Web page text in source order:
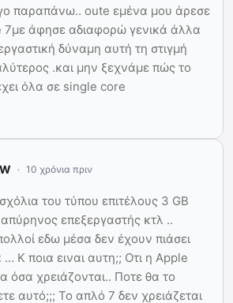
παραπάνω.. oute εμένα μου άρεσε
7με άφησε αδιαφορώ γενικά άλλα
δύναμη αυτή τη στιγμή
.και μην ξεχνάμε πώς το
όλα σε single core
10 χρόνια πριν
του τύπου επιτέλους 3 GB
επεξεργαστής κτλ ..
εδω μέσα δεν έχουν πιάσει
… Κ ποια ειναι αυτη;; Οτι η Apple
όσα χρειάζονται.. Ποτε θα το
αυτό;;; Το απλό 7 δεν χρειάζεται